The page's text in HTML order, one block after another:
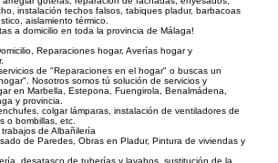
instalación techos falsos, tabiques pladur, barbacoas
aislamiento térmico.
a domicilio en toda la provincia de Málaga!
Reparaciones hogar, Averías hogar y
de "Reparaciones en el hogar" o buscas un
Nosotros somos tú solución de servicios y
en Marbella, Estepona, Fuengirola, Benalmádena,
y provincia.
colgar lámparas, instalación de ventiladores de
o bombillas, etc.
de Albañilería
de Paredes, Obras en Pladur, Pintura de viviendas y
desatasco de tuberías y lavabos, sustitución de la